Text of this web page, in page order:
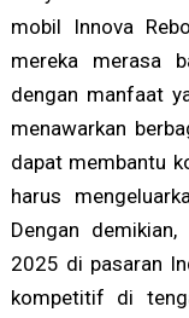
mobil Innova
mereka merasa
dengan manfaat
menawarkan
dapat membantu
harus
Dengan
2025 di pasaran
kompetitif di